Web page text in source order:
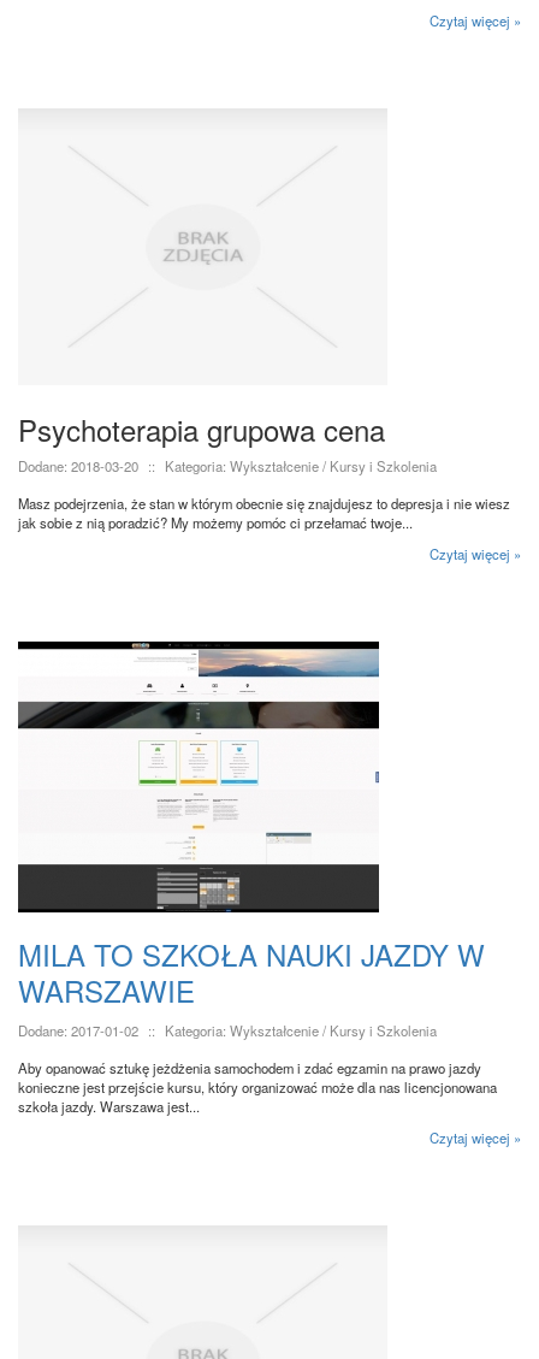
Czytaj więcej »
Psychoterapia grupowa cena
Dodane: 2018-03-20 ::
Kategoria: Wykształcenie / Kursy i Szkolenia
Masz podejrzenia, że stan w którym obecnie się znajdujesz to depresja i nie wiesz
jak sobie z nią poradzić? My możemy pomóc ci przełamać twoje...
Czytaj więcej »
MILA TO SZKOŁA NAUKI JAZDY W
WARSZAWIE
Dodane: 2017-01-02 ::
Kategoria: Wykształcenie / Kursy i Szkolenia
Aby opanować sztukę jeżdżenia samochodem i zdać egzamin na prawo jazdy
konieczne jest przejście kursu, który organizować może dla nas licencjonowana
szkoła jazdy. Warszawa jest...
Czytaj więcej »